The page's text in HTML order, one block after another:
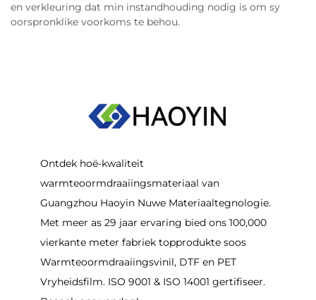
en verkleuring dat min instandhouding nodig is om sy
oorspronklike voorkoms te behou.
Ontdek hoë-kwaliteit
warmteoormdraaiingsmateriaal van
Guangzhou Haoyin Nuwe Materiaaltegnologie.
Met meer as 29 jaar ervaring bied ons 100,000
vierkante meter fabriek topprodukte soos
Warmteoormdraaiingsvinil, DTF en PET
Vryheidsfilm. ISO 9001 & ISO 14001 gertifiseer.